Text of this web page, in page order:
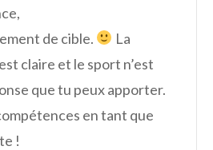
de cible.
La
claire et le sport n’est
que tu peux apporter.
en tant que
!